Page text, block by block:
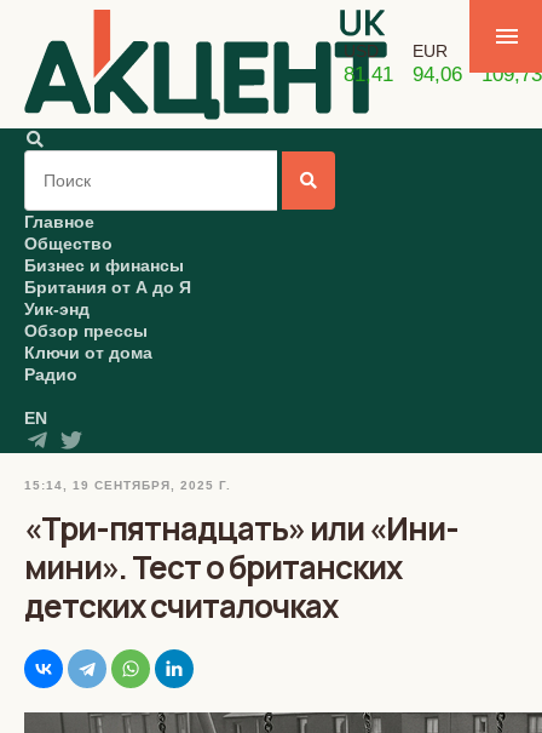
USD
81,41
EUR
94,06 109,73
Главное
Общество
Бизнес и финансы
Британия от А до Я
Уик-энд
Обзор прессы
Ключи от дома
Радио
EN
15:14, 19 СЕНТЯБРЯ, 2025 Г.
«Три-пятнадцать» или «Ини-
мини». Тест о британских
детских считалочках